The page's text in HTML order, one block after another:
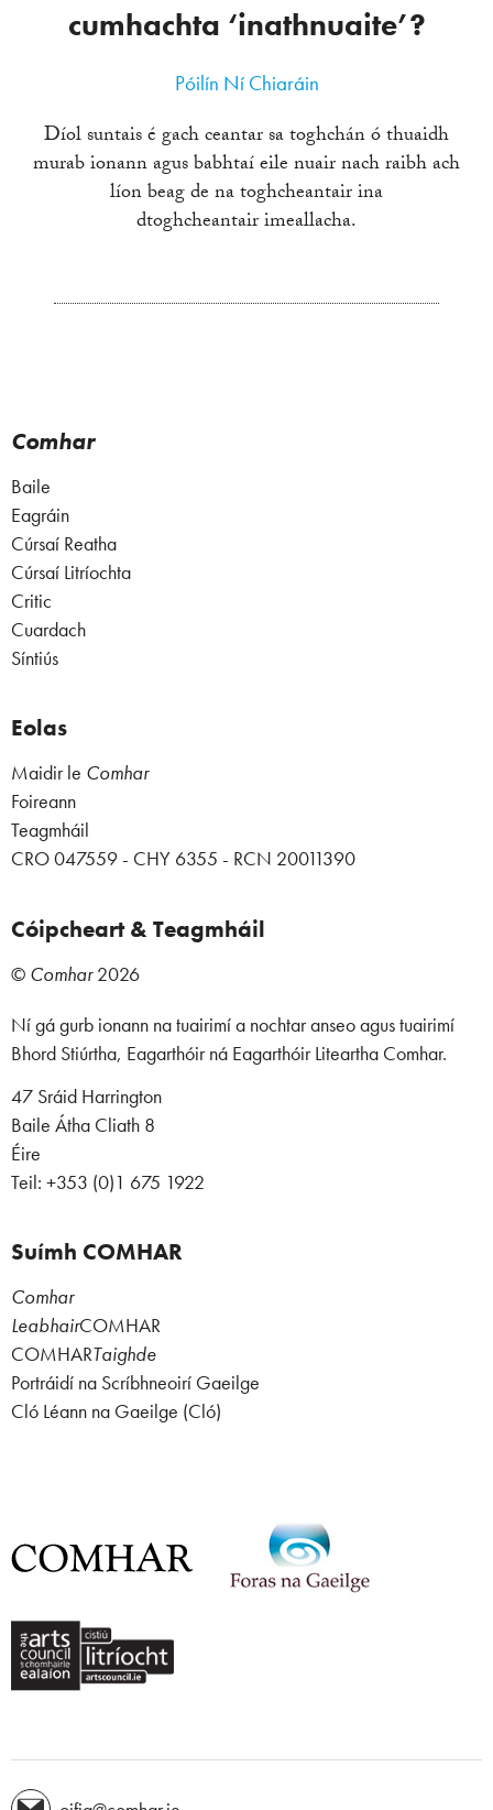
cumhachta ‘inathnuaite’?
Póilín Ní Chiaráin
Díol suntais é gach ceantar sa toghchán ó thuaidh
murab ionann agus babhtaí eile nuair nach raibh ach
líon beag de na toghcheantair ina
dtoghcheantair imeallacha.
Comhar
Baile
Eagráin
Cúrsaí Reatha
Cúrsaí Litríochta
Critic
Cuardach
Síntiús
Eolas
Maidir le Comhar
Foireann
Teagmháil
CRO 047559 - CHY 6355 - RCN 20011390
Cóipcheart & Teagmháil
© Comhar2026
Ní gá gurb ionann na tuairimí a nochtar anseo agus tuairimí
Bhord Stiúrtha, Eagarthóir ná Eagarthóir Liteartha Comhar.
47 Sráid Harrington
Baile Átha Cliath 8
Éire
Teil: +353 (0)1 675 1922
Suímh COMHAR
Comhar
LeabhairCOMHAR
COMHARTaighde
Portráidí na Scríbhneoirí Gaeilge
Cló Léann na Gaeilge (Cló)